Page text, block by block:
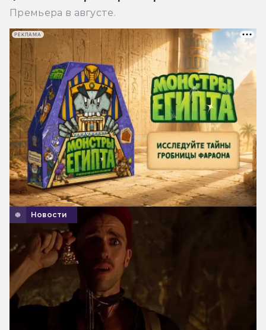
Премьера в августе.
Новости
РЕКЛАМА